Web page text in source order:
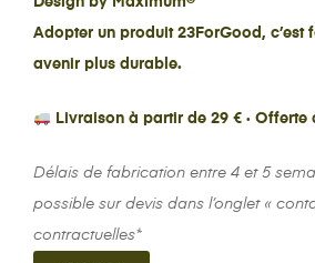
Adopter un produit 23ForGood, c’est
avenir plus durable.
Livraison à partir de 29 € · Offerte
Délais de fabrication entre 4 et 5
possible sur devis dans l’onglet «
contractuelles*